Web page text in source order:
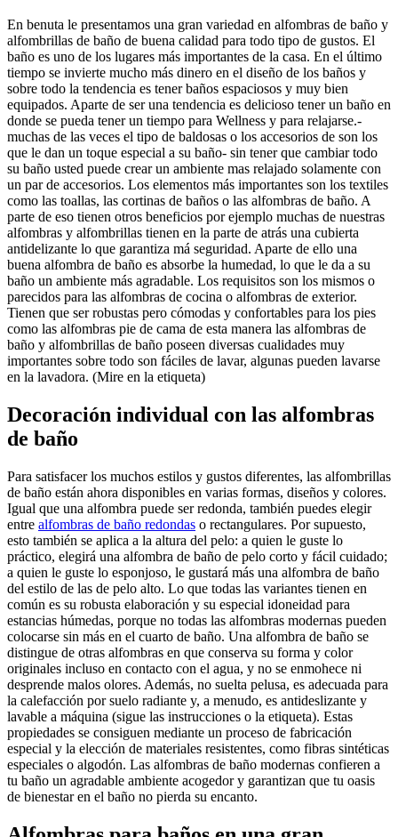
En benuta le presentamos una gran variedad en alfombras de baño y
alfombrillas de baño de buena calidad para todo tipo de gustos. El
baño es uno de los lugares más importantes de la casa. En el último
tiempo se invierte mucho más dinero en el diseño de los baños y
sobre todo la tendencia es tener baños espaciosos y muy bien
equipados. Aparte de ser una tendencia es delicioso tener un baño en
donde se pueda tener un tiempo para Wellness y para relajarse.-
muchas de las veces el tipo de baldosas o los accesorios de son los
que le dan un toque especial a su baño- sin tener que cambiar todo
su baño usted puede crear un ambiente mas relajado solamente con
un par de accesorios. Los elementos más importantes son los textiles
como las toallas, las cortinas de baños o las alfombras de baño. A
parte de eso tienen otros beneficios por ejemplo muchas de nuestras
alfombras y alfombrillas tienen en la parte de atrás una cubierta
antidelizante lo que garantiza má seguridad. Aparte de ello una
buena alfombra de baño es absorbe la humedad, lo que le da a su
baño un ambiente más agradable. Los requisitos son los mismos o
parecidos para las alfombras de cocina o alfombras de exterior.
Tienen que ser robustas pero cómodas y confortables para los pies
como las alfombras pie de cama de esta manera las alfombras de
baño y alfombrillas de baño poseen diversas cualidades muy
importantes sobre todo son fáciles de lavar, algunas pueden lavarse
en la lavadora. (Mire en la etiqueta)
Decoración individual con las alfombras
de baño
Para satisfacer los muchos estilos y gustos diferentes, las alfombrillas
de baño están ahora disponibles en varias formas, diseños y colores.
Igual que una alfombra puede ser redonda, también puedes elegir
entre alfombras de baño redondas o rectangulares. Por supuesto,
esto también se aplica a la altura del pelo: a quien le guste lo
práctico, elegirá una alfombra de baño de pelo corto y fácil cuidado;
a quien le guste lo esponjoso, le gustará más una alfombra de baño
del estilo de las de pelo alto. Lo que todas las variantes tienen en
común es su robusta elaboración y su especial idoneidad para
estancias húmedas, porque no todas las alfombras modernas pueden
colocarse sin más en el cuarto de baño. Una alfombra de baño se
distingue de otras alfombras en que conserva su forma y color
originales incluso en contacto con el agua, y no se enmohece ni
desprende malos olores. Además, no suelta pelusa, es adecuada para
la calefacción por suelo radiante y, a menudo, es antideslizante y
lavable a máquina (sigue las instrucciones o la etiqueta). Estas
propiedades se consiguen mediante un proceso de fabricación
especial y la elección de materiales resistentes, como fibras sintéticas
especiales o algodón. Las alfombras de baño modernas confieren a
tu baño un agradable ambiente acogedor y garantizan que tu oasis
de bienestar en el baño no pierda su encanto.